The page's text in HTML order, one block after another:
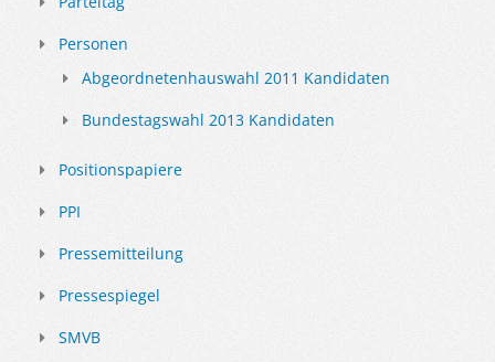
Personen
Abgeordnetenhauswahl 2011 Kandidaten
Bundestagswahl 2013 Kandidaten
Positionspapiere
PPI
Pressemitteilung
Pressespiegel
SMVB